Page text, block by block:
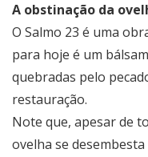
A obstinação da
O Salmo 23 é uma
para hoje é um
quebradas pelo
restauração.
Note que, apesar de
ovelha se